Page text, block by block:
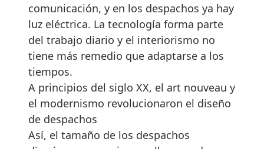
comunicación, y en los despachos ya hay
luz eléctrica. La tecnología forma parte
del trabajo diario y el interiorismo no
tiene más remedio que adaptarse a los
tiempos.
A principios del siglo XX, el art nouveau y
el modernismo revolucionaron el diseño
de despachos
Así, el tamaño de los despachos